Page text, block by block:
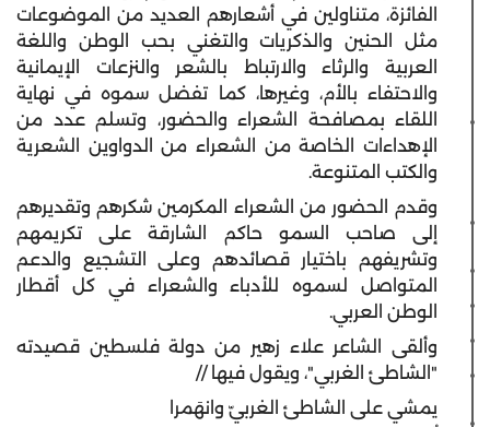
الفائزة، متناولين في أشعارهم العديد من الموضوعات
مثل الحنين والذكريات والتغني بحب الوطن واللغة
العربية والرثاء والارتباط بالشعر والنزعات الإيمانية
والاحتفاء بالأم، وغيرها، كما تفضل سموه في نهاية
اللقاء بمصافحة الشعراء والحضور، وتسلم عدد من
الإهداءات الخاصة من الشعراء من الدواوين الشعرية
والكتب المتنوعة.
وقدم الحضور من الشعراء المكرمين شكرهم وتقديرهم
إلى صاحب السمو حاكم الشارقة على تكريمهم
وتشريفهم باختيار قصائدهم وعلى التشجيع والدعم
المتواصل لسموه للأدباء والشعراء في كل أقطار
الوطن العربي.
وألقى الشاعر علاء زهير من دولة فلسطين قصيدته
"الشاطئ الغربي"، ويقول فيها //
يمشي على الشاطئ الغربيّ وانهَمرا